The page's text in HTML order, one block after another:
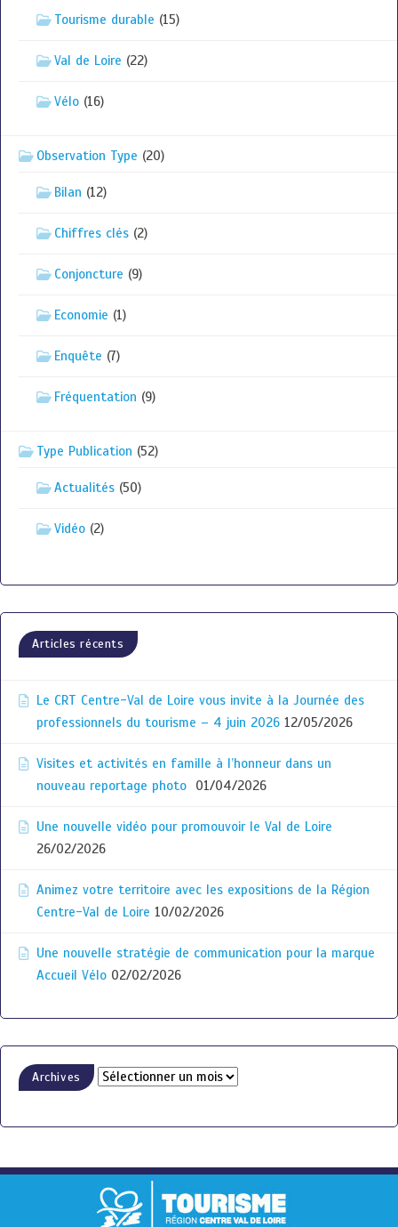
Tourisme durable (15)
Val de Loire (22)
Vélo (16)
Observation Type (20)
Bilan (12)
Chiffres clés (2)
Conjoncture (9)
Economie (1)
Enquête (7)
Fréquentation (9)
Type Publication (52)
Actualités (50)
Vidéo (2)
Articles récents
Le CRT Centre-Val de Loire vous invite à la Journée des
professionnels du tourisme – 4 juin 2026 12/05/2026
Visites et activités en famille à l’honneur dans un
nouveau reportage photo
01/04/2026
Une nouvelle vidéo pour promouvoir le Val de Loire
26/02/2026
Animez votre territoire avec les expositions de la Région
Centre-Val de Loire 10/02/2026
Une nouvelle stratégie de communication pour la marque
Accueil Vélo 02/02/2026
Archives